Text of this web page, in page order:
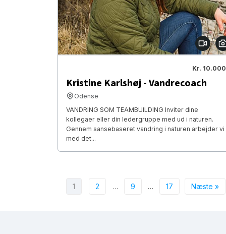
Kr. 10.000
Kristine Karlshøj - Vandrecoach
Odense
VANDRING SOM TEAMBUILDING Inviter dine
kollegaer eller din ledergruppe med ud i naturen.
Gennem sansebaseret vandring i naturen arbejder vi
med det...
1 2 … 9 … 17 Næste »